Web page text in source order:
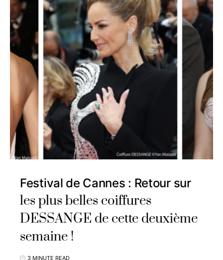
Festival de Cannes : Retour sur
les plus belles coiffures
DESSANGE de cette deuxième
semaine !
3 MINUTE READ